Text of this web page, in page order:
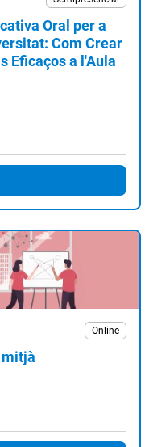
Oral per a
Com Crear
Eficaços a l'Aula
Online
mitjà